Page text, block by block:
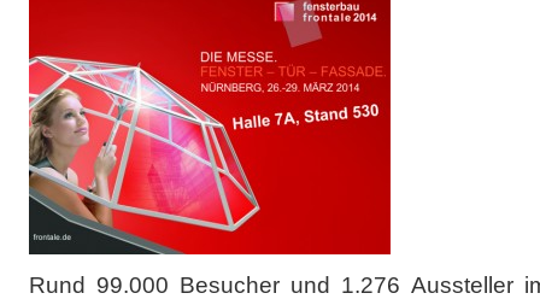
Rund 99.000 Besucher und 1.276 Aussteller